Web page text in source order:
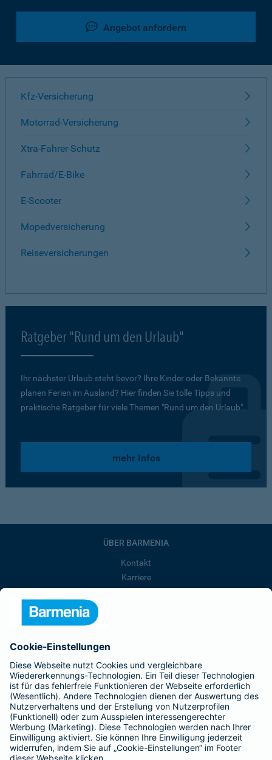
Angebot anfordern
Kfz-Versicherung
Motorrad-Versicherung
Xtra-Fahrer-Schutz
Fahrrad/E-Bike
E-Scooter
Mopedversicherung
Reiseversicherungen
Ratgeber "Rund um den Urlaub"
Ihr nächster Urlaub steht bevor? Ihre Kinder oder Bekannte
planen Ferien im Ausland? Hier finden Sie tolle Tipps und
praktische Ratgeber für viele Themen "Rund um den Urlaub".
mehr Infos
ÜBER BARMENIA
Kontakt
Karriere
Barmenia ist Teil der BarmeniaGothaer
BELIEBTE SEITEN
Kranken-Zusatzversicherung
Tierversicherungen
Haftpflichtversicherung
Hausratversicherung